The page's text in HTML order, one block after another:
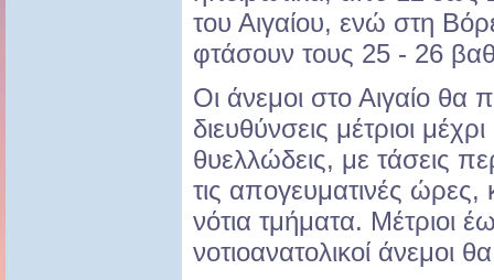
του Αιγαίου, ενώ στη
φτάσουν τους 25 - 26
Οι άνεμοι στο Αιγαίο θα
διευθύνσεις μέτριοι
θυελλώδεις, με τάσεις
τις απογευματινές ώρες,
νότια τμήματα. Μέτριοι
νοτιοανατολικοί άνεμοι